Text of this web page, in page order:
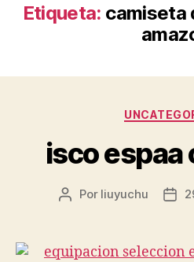
Etiqueta: camiseta
isco espaa
Autor
entrada
Por liuyuchu